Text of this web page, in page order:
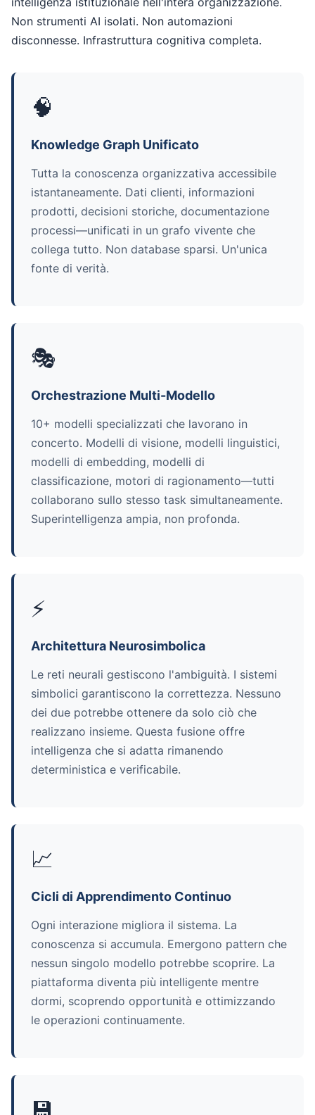
Non strumenti AI isolati. Non automazioni
disconnesse. Infrastruttura cognitiva completa.
🧠
Knowledge Graph Unificato
Tutta la conoscenza organizzativa accessibile
istantaneamente. Dati clienti, informazioni
prodotti, decisioni storiche, documentazione
processi—unificati in un grafo vivente che
collega tutto. Non database sparsi. Un'unica
fonte di verità.
🎭
Orchestrazione Multi-Modello
10+ modelli specializzati che lavorano in
concerto. Modelli di visione, modelli linguistici,
modelli di embedding, modelli di
classificazione, motori di ragionamento—tutti
collaborano sullo stesso task simultaneamente.
Superintelligenza ampia, non profonda.
⚡
Architettura Neurosimbolica
Le reti neurali gestiscono l'ambiguità. I sistemi
simbolici garantiscono la correttezza. Nessuno
dei due potrebbe ottenere da solo ciò che
realizzano insieme. Questa fusione offre
intelligenza che si adatta rimanendo
deterministica e verificabile.
📈
Cicli di Apprendimento Continuo
Ogni interazione migliora il sistema. La
conoscenza si accumula. Emergono pattern che
nessun singolo modello potrebbe scoprire. La
piattaforma diventa più intelligente mentre
dormi, scoprendo opportunità e ottimizzando
le operazioni continuamente.